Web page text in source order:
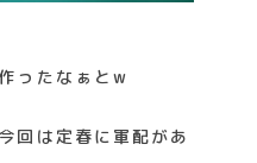
ったなぁとw
回は定春に軍配があ